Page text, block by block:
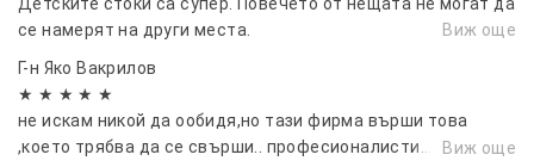
Зареждане: USB Type-C - включеният кабел е само
за зареждане на самата лампа. ВАЖНО: За
зареждане на телефон и използването на
лампата като powerbank, използвайте кабела за
зареждане за Вашия телефон
се намерят на други места.
Виж още
Г-н Яко Вакрилов
★ ★ ★ ★ ★
не искам никой да ообидя,но тази фирма върши това
,което трябва да се свърши.. професионалисти...
Виж още